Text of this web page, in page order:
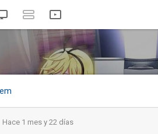
Hace 1 mes y 22 días